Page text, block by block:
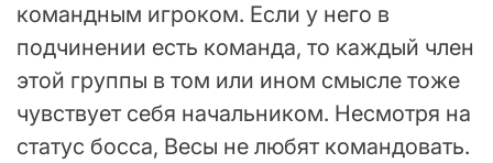
командным игроком. Если у него в
подчинении есть команда, то каждый член
этой группы в том или ином смысле тоже
чувствует себя начальником. Несмотря на
статус босса, Весы не любят командовать.